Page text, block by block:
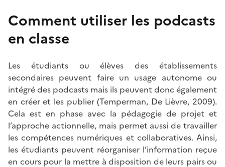
Comment utiliser les podcasts
en classe
Les étudiants ou élèves des établissements
secondaires peuvent faire un usage autonome ou
intégré des podcasts mais ils peuvent donc également
en créer et les publier (Temperman, De Lièvre, 2009).
Cela est en phase avec la pédagogie de projet et
l’approche actionnelle, mais permet aussi de travailler
les compétences numériques et collaboratives. Ainsi,
les étudiants peuvent réorganiser l’information reçue
en cours pour la mettre à disposition de leurs pairs ou